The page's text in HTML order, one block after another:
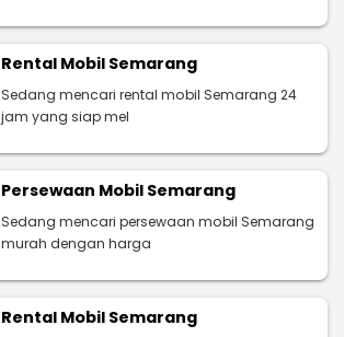
Rental Mobil Semarang
Sedang mencari rental mobil Semarang 24
jam yang siap mel
Persewaan Mobil Semarang
Sedang mencari persewaan mobil Semarang
murah dengan harga
Rental Mobil Semarang